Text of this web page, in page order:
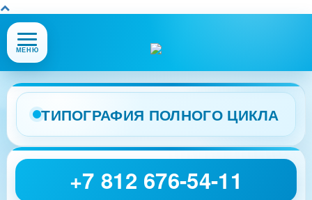
Открыть
или
меню
сайта
МЕНЮ
ТИПОГРАФИЯ ПОЛНОГО ЦИКЛА
+7 812 676-54-11